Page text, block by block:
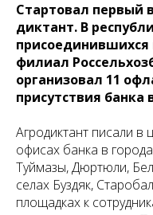
Стартовал первый
диктант. В
филиал
организовал 11
присутствия банка
Агродиктант писали
офисах банка в
Туймазы, Дюртюли,
селах Буздяк,
площадках к